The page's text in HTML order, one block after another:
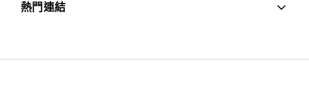
熱門連結